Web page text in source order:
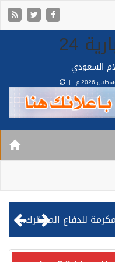
24
السعودي
البيان المشترك لقمة مكة المكرمة للدفاع المشترك بين المملكة وتركيا وباكستان
قيادة القوات المشتركة للتحالف: نفذنا عملية رد عسكري متناسبة لأهداف عسكرية مشروعة تابعة للمليشيا الحوثية الإرهابية في محافظة الحديدة